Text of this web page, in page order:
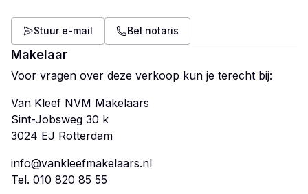
Stuur e-mail Bel notaris
Makelaar
Voor vragen over deze verkoop kun je terecht bij:
Van Kleef NVM Makelaars
Sint-Jobsweg 30 k
info@vankleefmakelaars.nl
Tel. 010 820 85 55